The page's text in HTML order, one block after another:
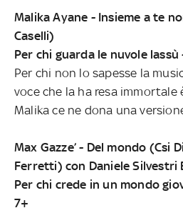
Malika Ayane - Insieme a te
Caselli)
Per chi guarda le nuvole lassù
Per chi non lo sapesse la
voce che la ha resa immortale
Malika ce ne dona una
Max Gazze’ - Del mondo (Csi
Ferretti) con Daniele Silvestri
Per chi crede in un mondo
7+